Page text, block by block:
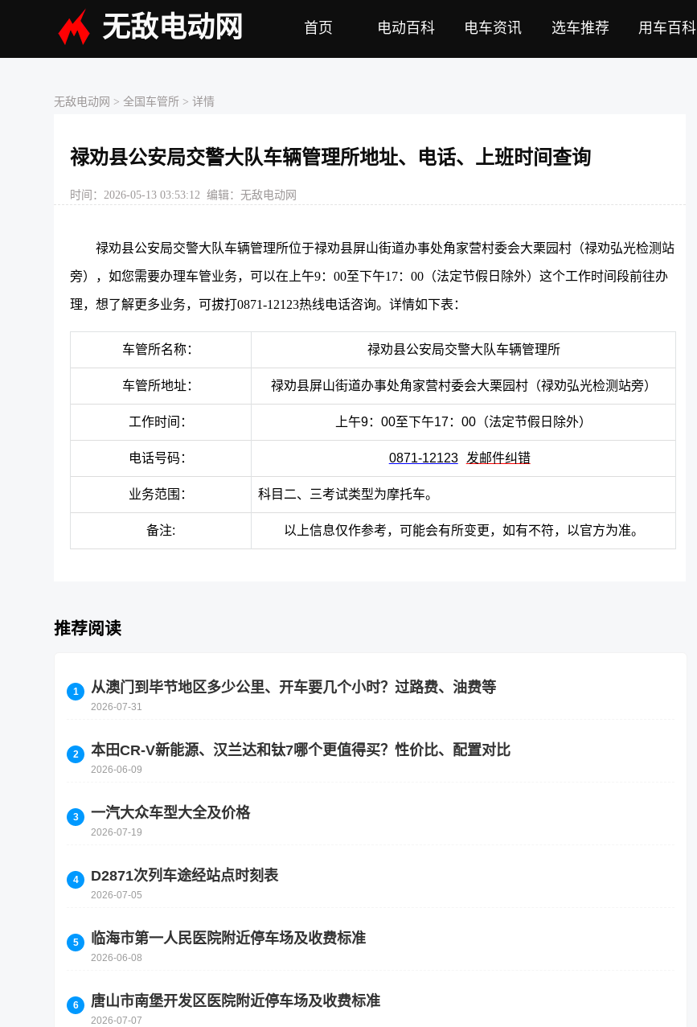
无敌电动网 首页 电动百科 电车资讯 选车推荐 用车百科
无敌电动网 >全国车管所 > 详情
禄劝县公安局交警大队车辆管理所地址、电话、上班时间查询
时间：2026-05-13 03:53:12 编辑：无敌电动网
禄劝县公安局交警大队车辆管理所位于禄劝县屏山街道办事处角家营村委会大栗园村（禄劝弘光检测站
旁），如您需要办理车管业务，可以在上午9：00至下午17：00（法定节假日除外）这个工作时间段前往办
理，想了解更多业务，可拔打0871-12123热线电话咨询。详情如下表：
车管所名称： 禄劝县公安局交警大队车辆管理所
车管所地址： 禄劝县屏山街道办事处角家营村委会大栗园村（禄劝弘光检测站旁）
工作时间： 上午9：00至下午17：00（法定节假日除外）
电话号码： 0871-12123 发邮件纠错
业务范围： 科目二、三考试类型为摩托车。
备注: 以上信息仅作参考，可能会有所变更，如有不符，以官方为准。
推荐阅读
从澳门到毕节地区多少公里、开车要几个小时？过路费、油费等
2026-07-31
本田CR-V新能源、汉兰达和钛7哪个更值得买？性价比、配置对比
2026-06-09
一汽大众车型大全及价格
2026-07-19
D2871次列车途经站点时刻表
2026-07-05
临海市第一人民医院附近停车场及收费标准
2026-06-08
唐山市南堡开发区医院附近停车场及收费标准
2026-07-07